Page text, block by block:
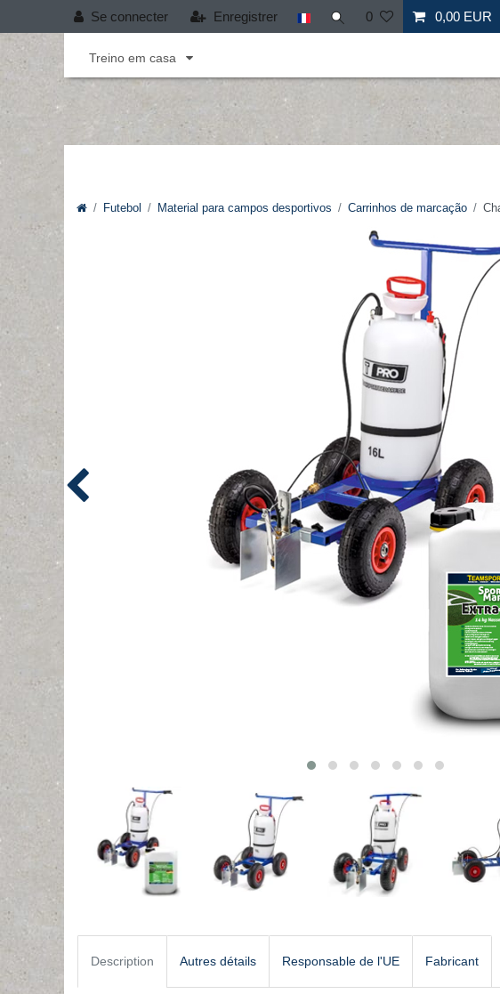
Se connecter Enregistrer 0 0,00 EUR
Andebol Cobertura T-PRO Desporto infantil Fitness
Treino em casa
Futebol Material para campos desportivos Carrinhos de marcação
Description Autres détails Responsable de l'UE Fabricant